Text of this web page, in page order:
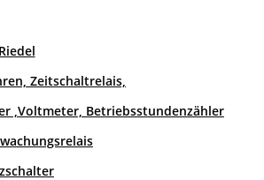
Zeitschaltrelais,
,Voltmeter, Betriebsstundenzähler